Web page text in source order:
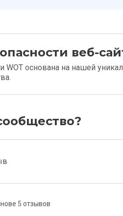
веб-
WOT основана на нашей
5 отзывов